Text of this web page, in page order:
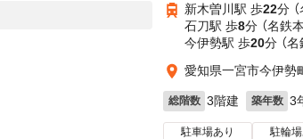
新木曽川駅 歩22分
石刀駅 歩8分 （名鉄本
今伊勢駅 歩20分 （名
愛知県一宮市今伊勢
総階数 3階建 築年数 3
駐車場あり 駐輪場